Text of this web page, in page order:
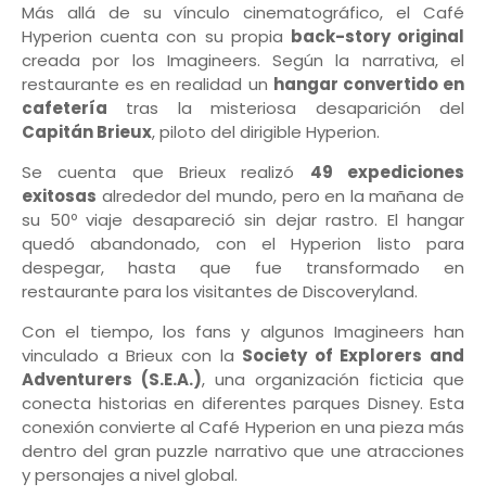
Más allá de su vínculo cinematográfico, el Café
Hyperion cuenta con su propia back-story original
creada por los Imagineers. Según la narrativa, el
restaurante es en realidad un hangar convertido en
cafetería tras la misteriosa desaparición del
Capitán Brieux, piloto del dirigible Hyperion.
Se cuenta que Brieux realizó 49 expediciones
exitosas alrededor del mundo, pero en la mañana de
su 50º viaje desapareció sin dejar rastro. El hangar
quedó abandonado, con el Hyperion listo para
despegar, hasta que fue transformado en
restaurante para los visitantes de Discoveryland.
Con el tiempo, los fans y algunos Imagineers han
vinculado a Brieux con la Society of Explorers and
Adventurers (S.E.A.), una organización ficticia que
conecta historias en diferentes parques Disney. Esta
conexión convierte al Café Hyperion en una pieza más
dentro del gran puzzle narrativo que une atracciones
y personajes a nivel global.